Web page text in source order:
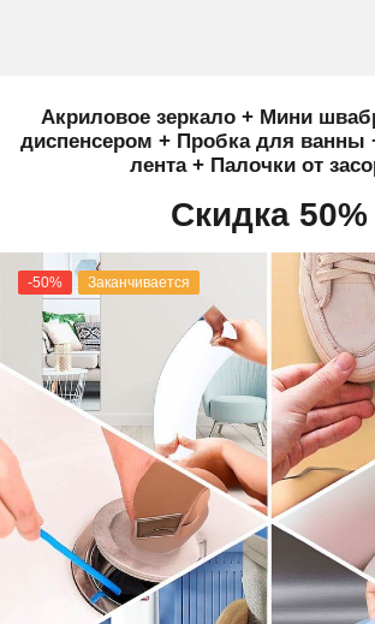
Акриловое зеркало + Мини
диспенсером + Пробка для ванны
лента + Палочки от
Скидка 50%
-50% Заканчивается